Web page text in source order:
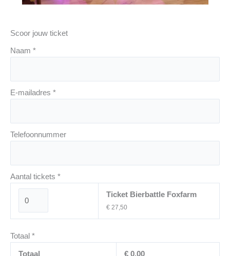
Scoor jouw ticket
Naam *
E-mailadres *
Telefoonnummer
Aantal tickets *
Ticket Bierbattle Foxfarm
€ 27,50
Totaal *
Totaal € 0,00